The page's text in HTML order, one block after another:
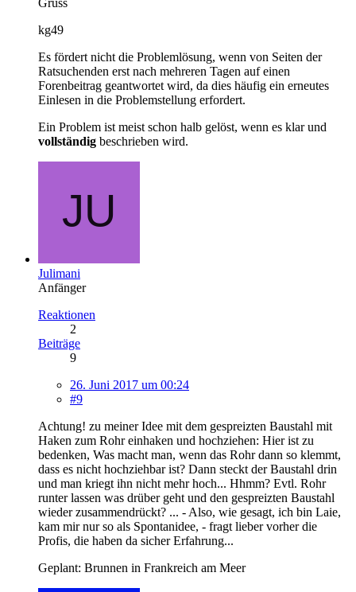
kg49
Es fördert nicht die Problemlösung, wenn von Seiten der
Ratsuchenden erst nach mehreren Tagen auf einen
Forenbeitrag geantwortet wird, da dies häufig ein erneutes
Einlesen in die Problemstellung erfordert.
Ein Problem ist meist schon halb gelöst, wenn es klar und
vollständig beschrieben wird.
Julimani
Anfänger
Reaktionen
2
Beiträge
9
26. Juni 2017 um 00:24
#9
Achtung! zu meiner Idee mit dem gespreizten Baustahl mit
Haken zum Rohr einhaken und hochziehen: Hier ist zu
bedenken, Was macht man, wenn das Rohr dann so klemmt,
dass es nicht hochziehbar ist? Dann steckt der Baustahl drin
und man kriegt ihn nicht mehr hoch... Hhmm? Evtl. Rohr
runter lassen was drüber geht und den gespreizten Baustahl
wieder zusammendrückt? ... - Also, wie gesagt, ich bin Laie,
kam mir nur so als Spontanidee, - fragt lieber vorher die
Profis, die haben da sicher Erfahrung...
Geplant: Brunnen in Frankreich am Meer